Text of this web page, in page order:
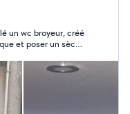
prises et
cameras de
7j/7, de jour
et poser un sèche
et n’hésiterons